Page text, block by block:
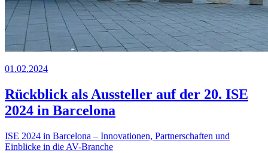
01.02.2024
Rückblick als Aussteller auf der 20. ISE
2024 in Barcelona
ISE 2024 in Barcelona – Innovationen, Partnerschaften und
Einblicke in die AV-Branche